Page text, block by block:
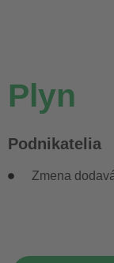
Plyn
Podnikatelia
Zmena